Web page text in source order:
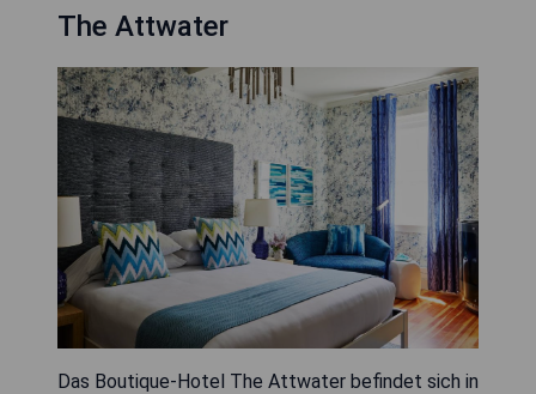
The Attwater
Das Boutique-Hotel The Attwater befindet sich in